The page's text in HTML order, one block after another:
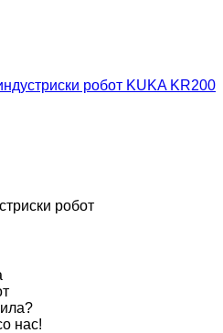
робот KUKA KR200
робот
нас!